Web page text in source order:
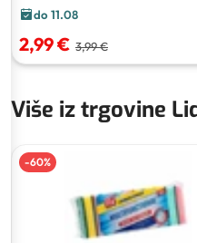
do 11.08
2,99 € 3,99 €
Više iz trgovine
-60%